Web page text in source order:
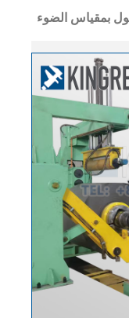
بمقياس الضوء